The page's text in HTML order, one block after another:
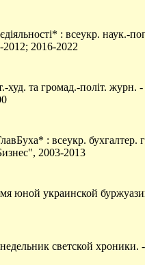
: всеукр. наук.-
2016-2022
худ. та громад.-політ. журн.
: всеукр.
2003-2013
юной украинской
светской хроники.